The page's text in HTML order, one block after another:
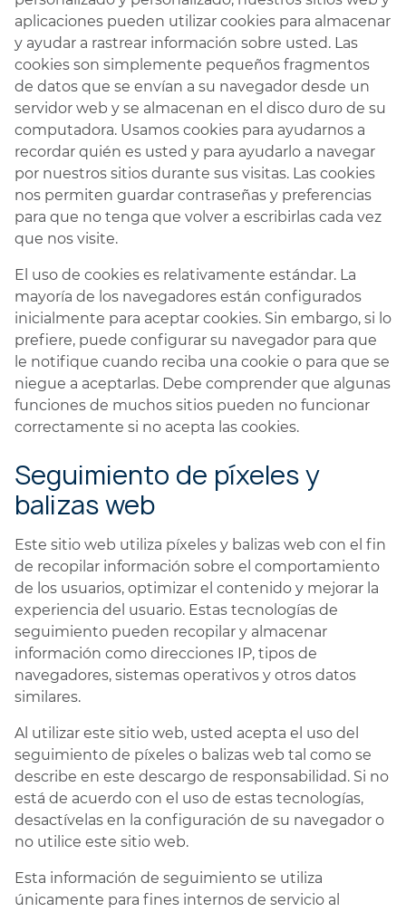
aplicaciones pueden utilizar cookies para almacenar
y ayudar a rastrear información sobre usted. Las
cookies son simplemente pequeños fragmentos
de datos que se envían a su navegador desde un
servidor web y se almacenan en el disco duro de su
computadora. Usamos cookies para ayudarnos a
recordar quién es usted y para ayudarlo a navegar
por nuestros sitios durante sus visitas. Las cookies
nos permiten guardar contraseñas y preferencias
para que no tenga que volver a escribirlas cada vez
que nos visite.
El uso de cookies es relativamente estándar. La
mayoría de los navegadores están configurados
inicialmente para aceptar cookies. Sin embargo, si lo
prefiere, puede configurar su navegador para que
le notifique cuando reciba una cookie o para que se
niegue a aceptarlas. Debe comprender que algunas
funciones de muchos sitios pueden no funcionar
correctamente si no acepta las cookies.
Seguimiento de píxeles y
balizas web
Este sitio web utiliza píxeles y balizas web con el fin
de recopilar información sobre el comportamiento
de los usuarios, optimizar el contenido y mejorar la
experiencia del usuario. Estas tecnologías de
seguimiento pueden recopilar y almacenar
información como direcciones IP, tipos de
navegadores, sistemas operativos y otros datos
similares.
Al utilizar este sitio web, usted acepta el uso del
seguimiento de píxeles o balizas web tal como se
describe en este descargo de responsabilidad. Si no
está de acuerdo con el uso de estas tecnologías,
desactívelas en la configuración de su navegador o
no utilice este sitio web.
Esta información de seguimiento se utiliza
únicamente para fines internos de servicio al